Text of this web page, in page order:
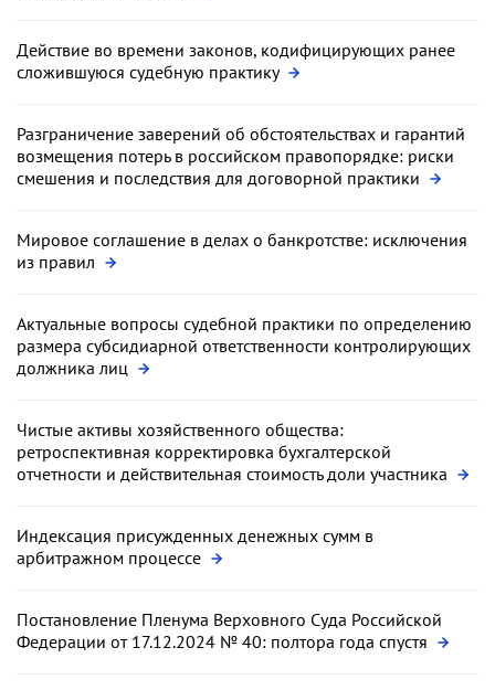
Действие во времени законов, кодифицирующих ранее
сложившуюся судебную практику
Разграничение заверений об обстоятельствах и гарантий
возмещения потерь в российском правопорядке: риски
смешения и последствия для договорной практики
Мировое соглашение в делах о банкротстве: исключения
из правил
Актуальные вопросы судебной практики по определению
размера субсидиарной ответственности контролирующих
должника лиц
Чистые активы хозяйственного общества:
ретроспективная корректировка бухгалтерской
отчетности и действительная стоимость доли участника
Индексация присужденных денежных сумм в
арбитражном процессе
Постановление Пленума Верховного Суда Российской
Федерации от 17.12.2024 № 40: полтора года спустя